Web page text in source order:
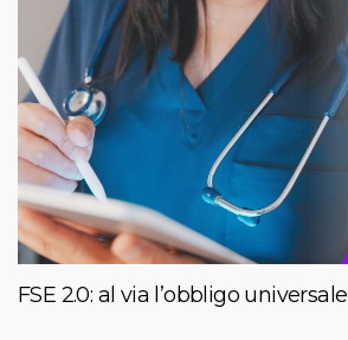
FSE 2.0: al via l’obbligo universale